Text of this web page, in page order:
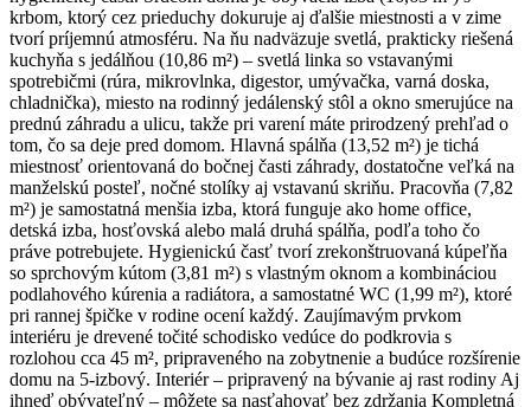
krbom, ktorý cez prieduchy dokuruje aj ďalšie miestnosti a v zime
tvorí príjemnú atmosféru. Na ňu nadväzuje svetlá, prakticky riešená
kuchyňa s jedálňou (10,86 m²) – svetlá linka so vstavanými
spotrebičmi (rúra, mikrovlnka, digestor, umývačka, varná doska,
chladnička), miesto na rodinný jedálenský stôl a okno smerujúce na
prednú záhradu a ulicu, takže pri varení máte prirodzený prehľad o
tom, čo sa deje pred domom. Hlavná spálňa (13,52 m²) je tichá
miestnosť orientovaná do bočnej časti záhrady, dostatočne veľká na
manželskú posteľ, nočné stolíky aj vstavanú skriňu. Pracovňa (7,82
m²) je samostatná menšia izba, ktorá funguje ako home office,
detská izba, hosťovská alebo malá druhá spálňa, podľa toho čo
práve potrebujete. Hygienickú časť tvorí zrekonštruovaná kúpeľňa
so sprchovým kútom (3,81 m²) s vlastným oknom a kombináciou
podlahového kúrenia a radiátora, a samostatné WC (1,99 m²), ktoré
pri rannej špičke v rodine ocení každý. Zaujímavým prvkom
interiéru je drevené točité schodisko vedúce do podkrovia s
rozlohou cca 45 m², pripraveného na zobytnenie a budúce rozšírenie
domu na 5-izbový. Interiér – pripravený na bývanie aj rast rodiny Aj
ihneď obývateľný – môžete sa nasťahovať bez zdržania Kompletná